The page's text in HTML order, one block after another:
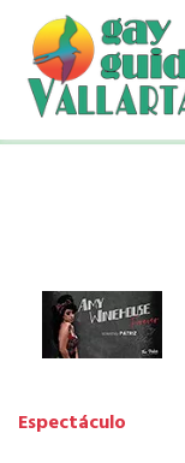
Espectáculo